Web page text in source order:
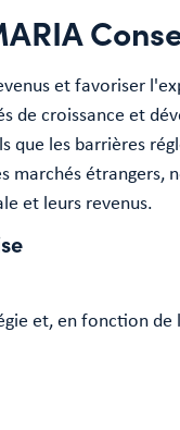
et favoriser
de croissance et
que les barrières
et leurs revenus.
et, en fonction